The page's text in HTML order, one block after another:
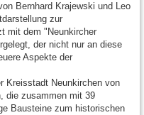
Bernhard Krajewski und Leo
zur
mit dem "Neunkircher
der nicht nur an diese
Aspekte der
Kreisstadt Neunkirchen von
die zusammen mit 39
Bausteine zum historischen